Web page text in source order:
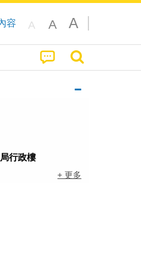
容 A A A
行政樓
+ 更多